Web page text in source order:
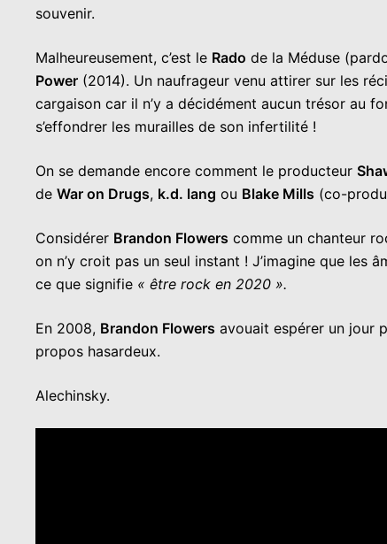
souvenir.
Malheureusement, c’est le Rado de la Méduse
Power (2014). Un naufrageur venu attirer sur les
cargaison car il n’y a décidément aucun trésor au
s’effondrer les murailles de son infertilité !
On se demande encore comment le producteur
de War on Drugs, k.d. lang ou Blake Mills (co-
Considérer Brandon Flowers comme un chanteur
on n’y croit pas un seul instant ! J’imagine que les
ce que signifie « être rock en 2020 ».
En 2008, Brandon Flowers avouait espérer un jour
propos hasardeux.
Alechinsky.